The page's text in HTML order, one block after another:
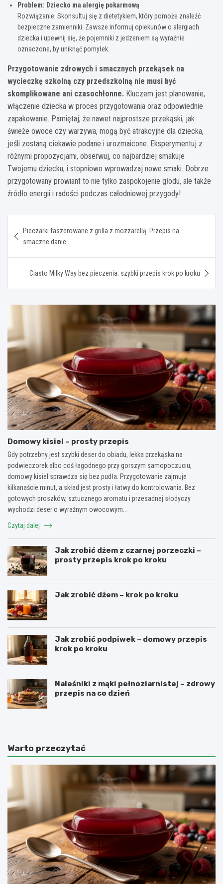
Problem: Dziecko ma alergię pokarmową
Rozwiązanie: Skonsultuj się z dietetykiem, który pomoże znaleźć
bezpieczne zamienniki. Zawsze informuj opiekunów o alergiach
dziecka i upewnij się, że pojemniki z jedzeniem są wyraźnie
oznaczone, by uniknąć pomyłek.
Przygotowanie zdrowych i smacznych przekąsek na
wycieczkę szkolną czy przedszkolną nie musi być
skomplikowane ani czasochłonne. Kluczem jest planowanie,
włączenie dziecka w proces przygotowania oraz odpowiednie
zapakowanie. Pamiętaj, że nawet najprostsze przekąski, jak
świeże owoce czy warzywa, mogą być atrakcyjne dla dziecka,
jeśli zostaną ciekawie podane i urozmaicone. Eksperymentuj z
różnymi propozycjami, obserwuj, co najbardziej smakuje
Twojemu dziecku, i stopniowo wprowadzaj nowe smaki. Dobrze
przygotowany prowiant to nie tylko zaspokojenie głodu, ale także
źródło energii i radości podczas całodniowej przygody!
wpisu
Pieczarki faszerowane z grilla z mozzarellą: Przepis na
smaczne danie
Ciasto Milky Way bez pieczenia: szybki przepis krok po kroku
Domowy kisiel – prosty przepis
Gdy potrzebny jest szybki deser do obiadu, lekka przekąska na
podwieczorek albo coś łagodnego przy gorszym samopoczuciu,
domowy kisiel sprawdza się bez pudła. Przygotowanie zajmuje
kilkanaście minut, a skład jest prosty i łatwy do kontrolowania. Bez
gotowych proszków, sztucznego aromatu i przesadnej słodyczy
wychodzi deser o wyraźnym owocowym…
Czytaj dalej
Jak zrobić dżem z czarnej porzeczki –
prosty przepis krok po kroku
Jak zrobić dżem – krok po kroku
Jak zrobić podpiwek – domowy przepis
krok po kroku
Naleśniki z mąki pełnoziarnistej – zdrowy
przepis na co dzień
Warto przeczytać